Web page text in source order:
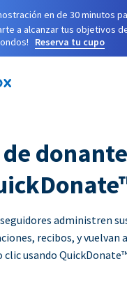
en de 30 minutos
a alcanzar tus objetivos
Reserva tu cupo
administren
recibos, y vuelvan
clic usando